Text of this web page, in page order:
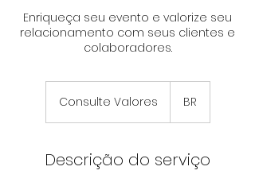
Enriqueça seu evento e valorize seu
relacionamento com seus clientes e
colaboradores.
Consulte Valores BR
Descrição do serviço